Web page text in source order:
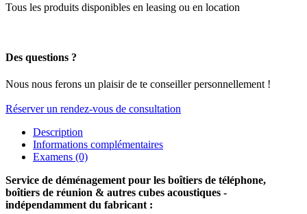
Tous les produits disponibles en leasing ou en location
Des questions ?
Nous nous ferons un plaisir de te conseiller personnellement !
Réserver un rendez-vous de consultation
Description
Informations complémentaires
Examens (0)
Service de déménagement pour les boîtiers de téléphone,
boîtiers de réunion & autres cubes acoustiques -
indépendamment du fabricant :